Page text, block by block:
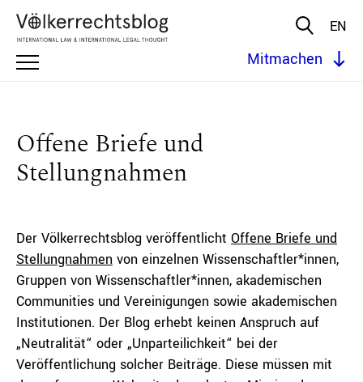
EN
Mitmachen
Offene Briefe und
Stellungnahmen
Der Völkerrechtsblog veröffentlicht Offene Briefe und
Stellungnahmen von einzelnen Wissenschaftler*innen,
Gruppen von Wissenschaftler*innen, akademischen
Communities und Vereinigungen sowie akademischen
Institutionen. Der Blog erhebt keinen Anspruch auf
„Neutralität“ oder „Unparteilichkeit“ bei der
Veröffentlichung solcher Beiträge. Diese müssen mit